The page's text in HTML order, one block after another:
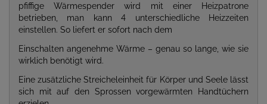
pfiffige Wärmespender wird mit einer Heizpatrone
betrieben, man kann 4 unterschiedliche Heizzeiten
einstellen. So liefert er sofort nach dem
Einschalten angenehme Wärme – genau so lange, wie sie
wirklich benötigt wird.
Eine zusätzliche Streicheleinheit für Körper und Seele lässt
sich mit auf den Sprossen vorgewärmten Handtüchern